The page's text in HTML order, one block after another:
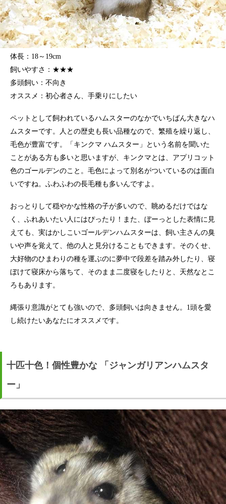
体長：18～19cm
飼いやすさ：★★★
多頭飼い：不向き
オススメ：初心者さん、手乗りにしたい
ペットとして飼われているハムスターのなかでいちばん大きなハ
ムスターです。人との歴史も長い品種なので、繁殖を繰り返し、
毛色が豊富です。「キンクマ ハムスター」という名前を聞いた
ことがある方も多いと思いますが、キンクマとは、アプリコット
色のゴールデンのこと。毛色によって別名がついているのは面白
いですね。ふわふわの長毛種も多いんですよ。
おっとりして穏やかな性格の子が多いので、眺めるだけではな
く、ふれあいたい人にはぴったり！また、ぼーっとした表情に見
えても、実はかしこいゴールデンハムスターは、飼い主さんの臭
いや声を覚えて、他の人と見分けることもできます。そのくせ、
大好物のひまわりの種を運ぶのに夢中で段差を踏み外したり、寝
ぼけて寝床から落ちて、そのまま二度寝をしたりと、天然なとこ
ろもあります。
縄張り意識がとても強いので、多頭飼いは向きません。1頭を愛
し続けたいあなたにオススメです。
十匹十色！個性豊かな 「ジャンガリアンハムスタ
ー」